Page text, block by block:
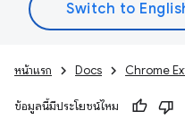
หน้าแรก Docs Chrome
ข้อมูลนี้มีประโยชน์ไหม